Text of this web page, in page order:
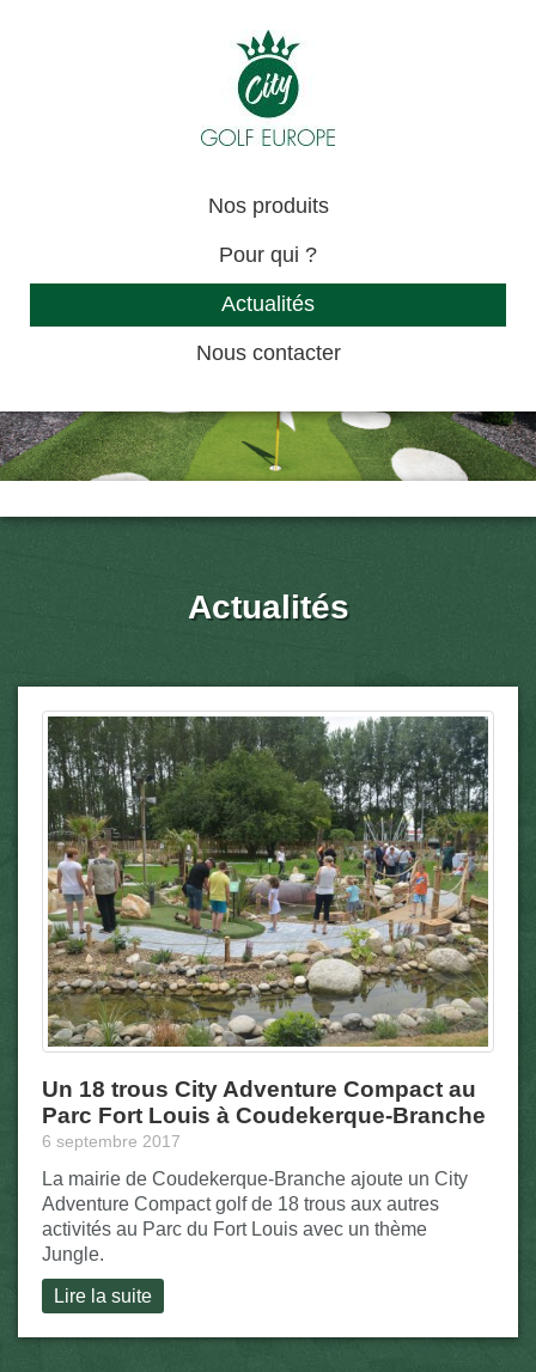
Nos produits
Pour qui ?
Actualités
Nous contacter
Actualités
Un 18 trous City Adventure Compact au
Parc Fort Louis à Coudekerque-Branche
6 septembre 2017
La mairie de Coudekerque-Branche ajoute un City
Adventure Compact golf de 18 trous aux autres
activités au Parc du Fort Louis avec un thème
Jungle.
Lire la suite